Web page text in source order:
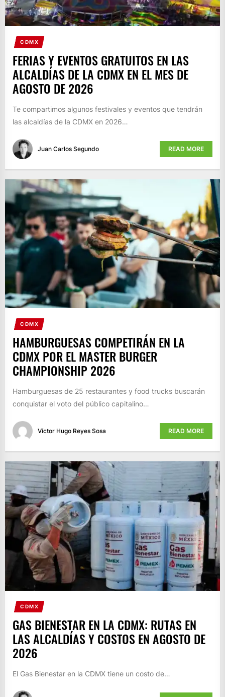
CDMX
FERIAS Y EVENTOS GRATUITOS EN LAS
ALCALDÍAS DE LA CDMX EN EL MES DE
AGOSTO DE 2026
Te compartimos algunos festivales y eventos que tendrán
las alcaldías de la CDMX en 2026…
Juan Carlos Segundo READ MORE
CDMX
HAMBURGUESAS COMPETIRÁN EN LA
CDMX POR EL MASTER BURGER
CHAMPIONSHIP 2026
Hamburguesas de 25 restaurantes y food trucks buscarán
conquistar el voto del público capitalino…
Víctor Hugo Reyes Sosa READ MORE
CDMX
GAS BIENESTAR EN LA CDMX: RUTAS EN
LAS ALCALDÍAS Y COSTOS EN AGOSTO DE
2026
El Gas Bienestar en la CDMX tiene un costo de…